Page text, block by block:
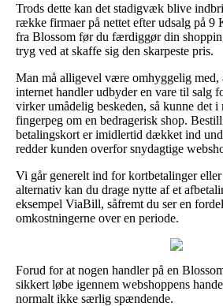
Trods dette kan det stadigvæk blive
række firmaer på nettet efter udsalg på 9
fra Blossom før du færdiggør din
tryg ved at skaffe sig den skarpeste pris.
Man må alligevel være omhyggelig
internet handler udbyder en vare til salg
virker umådelig beskeden, så kunne det
fingerpeg om en bedragerisk shop.
betalingskort er imidlertid dækket ind
redder kunden overfor snydagtige
Vi går generelt ind for kortbetalinger
alternativ kan du drage nytte af et
eksempel ViaBill, såfremt du ser en
omkostningerne over en periode.
Forud for at nogen handler på en
sikkert løbe igennem webshoppens
normalt ikke særlig spændende.